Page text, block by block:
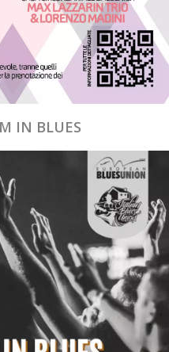
IN BLUES